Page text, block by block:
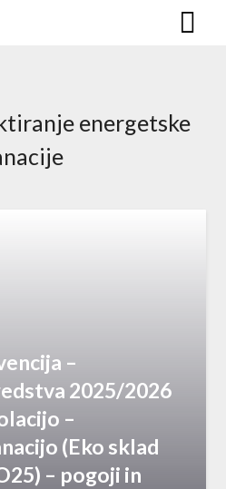
energetske
–
2025/2026
–
(Eko sklad
– pogoji in